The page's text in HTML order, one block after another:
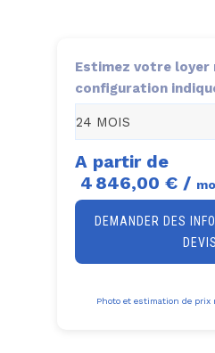
Estimez votre loyer
configuration
24 MOIS
A partir de
4 846,00 € /
DEMANDER DES
DEVIS
Photo et estimation de prix